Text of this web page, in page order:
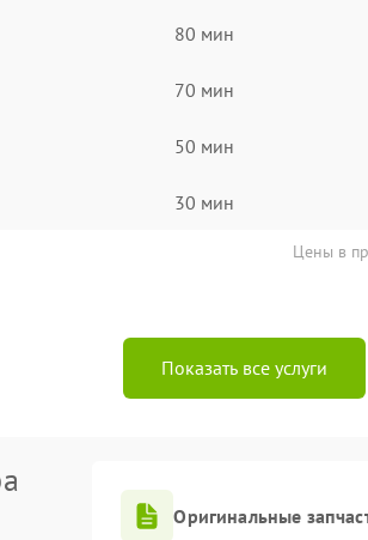
80 мин
70 мин
50 мин
30 мин
Цены в
Показать все услуги
Оригинальные